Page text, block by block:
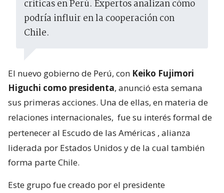
críticas en Perú. Expertos analizan cómo
podría influir en la cooperación con
Chile.
El nuevo gobierno de Perú, con Keiko Fujimori
Higuchi como presidenta, anunció esta semana
sus primeras acciones. Una de ellas, en materia de
relaciones internacionales, fue su interés formal de
pertenecer al Escudo de las Américas , alianza
liderada por Estados Unidos y de la cual también
forma parte Chile.
Este grupo fue creado por el presidente